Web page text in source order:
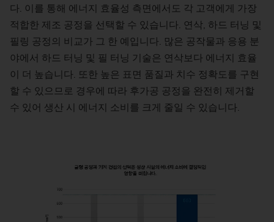
다. 이를 통해 에너지 효율성 측면에서도 각 고객에게 가장
적합한 제조 공정을 선택할 수 있습니다. 연삭, 하드 터닝 및
필링 공정의 비교가 그 한 예입니다. 많은 공작물과 응용 분
야에서 하드 터닝 및 필 터닝 기술은 연삭보다 에너지 효율
이 더 높습니다. 또한 높은 표면 품질과 치수 정확도를 구현
할 수 있으므로 경우에 따라 후가공 공정을 완전히 제거할
수 있어 생산 시 에너지 소비를 크게 줄일 수 있습니다.